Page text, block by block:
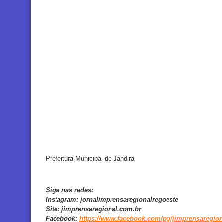
Prefeitura Municipal de Jandira
Siga nas redes:
Instagram: jornalimprensaregionalregoeste
Site: jimprensaregional.com.br
Facebook: https://www.facebook.com/pg/